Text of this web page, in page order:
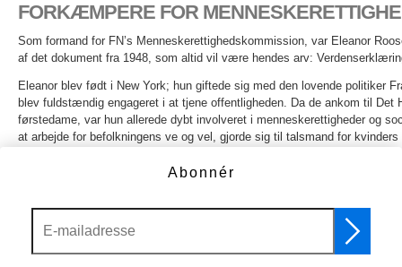
FORKÆMPERE FOR
Som formand for FN’s Menneskerettighedskommission, var Eleanor
af det dokument fra 1948, som altid vil være hendes arv:
Eleanor blev født i New York; hun giftede sig med den lovende politiker
blev fuldstændig engageret i at tjene offentligheden. Da de ankom til
førstedame, var hun allerede dybt involveret i menneskerettigheder og
at arbejde for befolkningens ve og vel, gjorde sig til talsmand for
støttede modigt Marian Anderson, da den sorte sangerinde i 1939 blev
Abonnér